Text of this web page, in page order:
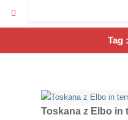
Tag
Toskana z Elbo in